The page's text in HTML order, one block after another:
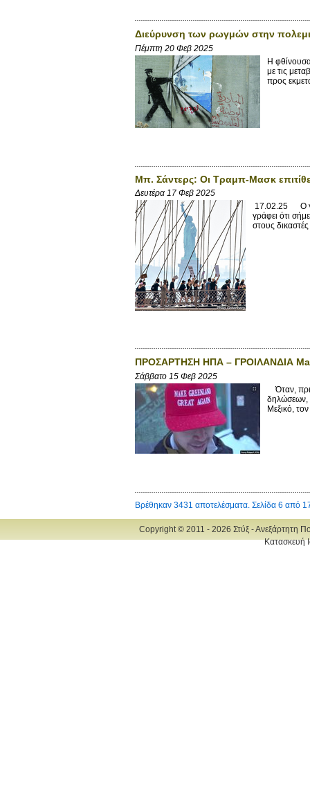
Διεύρυνση των ρωγμών στην
Πέμπτη 20 Φεβ 2025
Η
με τις
προς
Μπ. Σάντερς: Οι Τραμπ-Μασκ
Δευτέρα 17 Φεβ 2025
17.02.25 Ο
γράφει ότι
στους
ΠΡΟΣΑΡΤΗΣΗ ΗΠΑ – ΓΡΟΙΛΑΝΔΙΑ
Σάββατο 15 Φεβ 2025
Όταν,
δηλώσεων,
Μεξικό,
Βρέθηκαν 3431 αποτελέσματα. Σελίδα 6 από
Copyright © 2011 - 2026 Στύξ - Ανεξάρτητη
Κατασκευή